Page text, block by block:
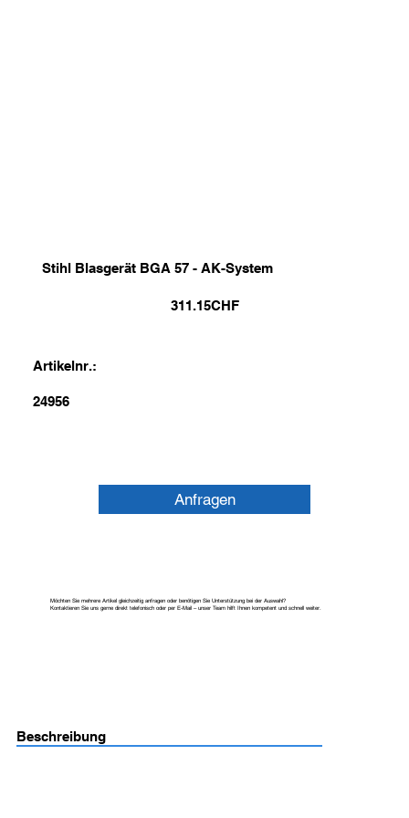
Stihl Blasgerät BGA 57 - AK-System
311.15CHF
Artikelnr.:
24956
Anfragen
Möchten Sie mehrere Artikel gleichzeitig anfragen oder benötigen Sie Unterstützung bei der Auswahl?
Kontaktieren Sie uns gerne direkt telefonisch oder per E-Mail – unser Team hilft Ihnen kompetent und schnell weiter.
Beschreibung